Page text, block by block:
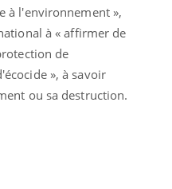
à l'environnement »,
à « affirmer de
de
», à savoir
ou sa destruction.